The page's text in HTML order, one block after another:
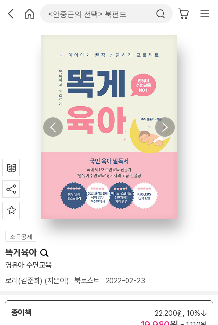
소득공제
똑게육아
영유아 수면교육
로리(김준희) (지은이) 북로스트 2022-02-23
종이책 22,200원, 10%